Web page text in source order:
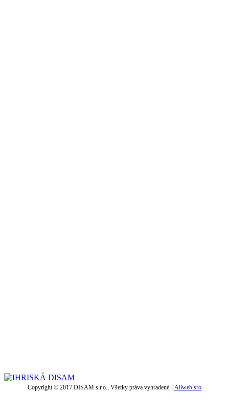
Copyright © 2017 DISAM s.r.o., Všetky práva vyhradené. |Allweb sro